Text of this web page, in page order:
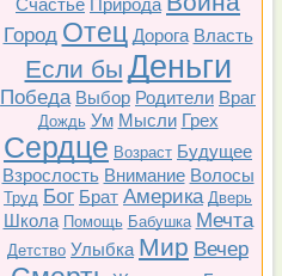
Счастье Природа
Город Отец Дорога Власть
Если бы Деньги
Победа Выбор Родители Враг
Дождь Ум Мысли Грех
Сердце Возраст Будущее
Взрослость Внимание Волосы
Труд Бог Брат Америка Дверь
Школа Помощь Бабушка Мечта
Детство Улыбка Мир Вечер